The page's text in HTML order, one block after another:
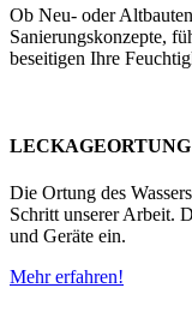
Ob Neu- oder
Sanierungskonzepte,
beseitigen Ihre
LECKAGEORTUNG
Die Ortung des
Schritt unserer Arbeit.
und Geräte ein.
Mehr erfahren!